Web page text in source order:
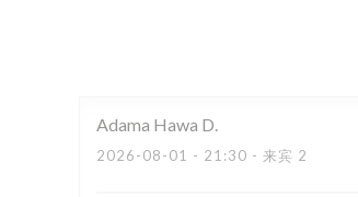
Adama Hawa D
2026-08-01 - 21:30 - 来宾 2